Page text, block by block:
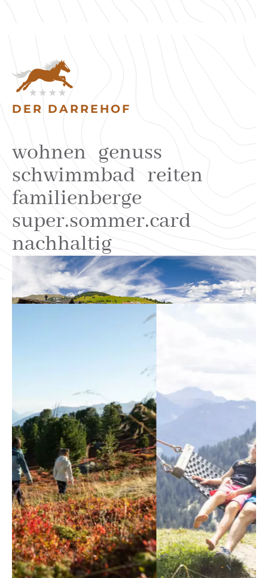
DER DARREHOF
wohnen genuss
schwimmbad reiten
familienberge
super.sommer.card
nachhaltig